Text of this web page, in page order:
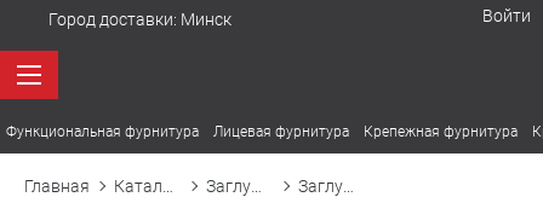
Город доставки: Минск Войти
Функциональная фурнитура Лицевая фурнитура Крепежная фурнитура
Главная